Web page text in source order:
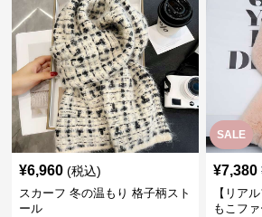
¥6,960 (税込)
スカーフ 冬の温もり 格子柄スト
ール
SALE
¥7,380
【リア
もこフ